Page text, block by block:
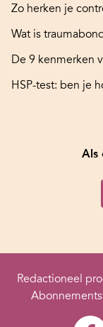
Zo herken je
Wat is
De 9 kenmerken
HSP-test: ben je
Als
Redactioneel